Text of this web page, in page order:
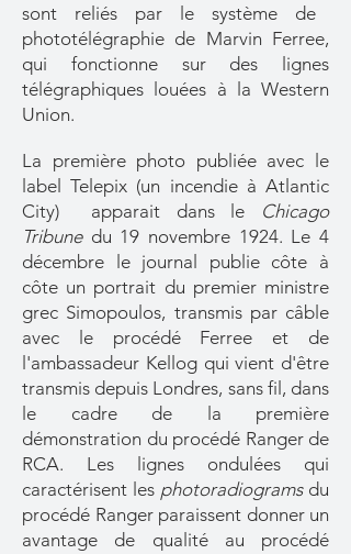
sont reliés par le système de
phototélégraphie de Marvin Ferree,
qui fonctionne sur des lignes
télégraphiques louées à la Western
Union.
La première photo publiée avec le
label Telepix (un incendie à Atlantic
City) apparait dans le Chicago
Tribune du 19 novembre 1924. Le 4
décembre le journal publie côte à
côte un portrait du premier ministre
grec Simopoulos, transmis par câble
avec le procédé Ferree et de
l'ambassadeur Kellog qui vient d'être
transmis depuis Londres, sans fil, dans
le cadre de la première
démonstration du procédé Ranger de
RCA. Les lignes ondulées qui
caractérisent les photoradiograms du
procédé Ranger paraissent donner un
avantage de qualité au procédé